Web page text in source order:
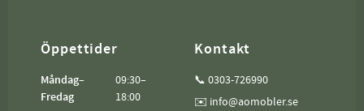
Öppettider
Måndag–
Fredag
09:30–
18:00
Kontakt
📞 0303-726990
✉️ info@aomobler.se